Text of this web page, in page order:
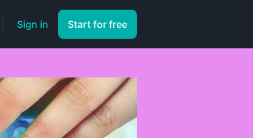
Sign in Start for free